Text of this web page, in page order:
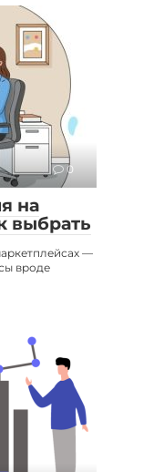
0
на
выбрать
—
вроде